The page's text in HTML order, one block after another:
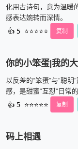
化用古诗句，意为温暖
感表达婉转而深情。
👍 5 ⭐⭐⭐⭐⭐ 复制
你的小笨蛋|我的
以反差的“笨蛋”与“聪明
感，是甜蜜“互怼”日常
👍 5 ⭐⭐⭐⭐⭐ 复制
码上相遇